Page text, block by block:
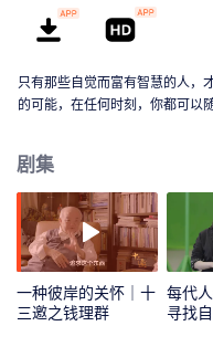
只有那些自觉而富有智慧的人，
的可能，在任何时刻，你都可以
剧集
一种彼岸的关怀｜十
三邀之钱理群
每代
寻找